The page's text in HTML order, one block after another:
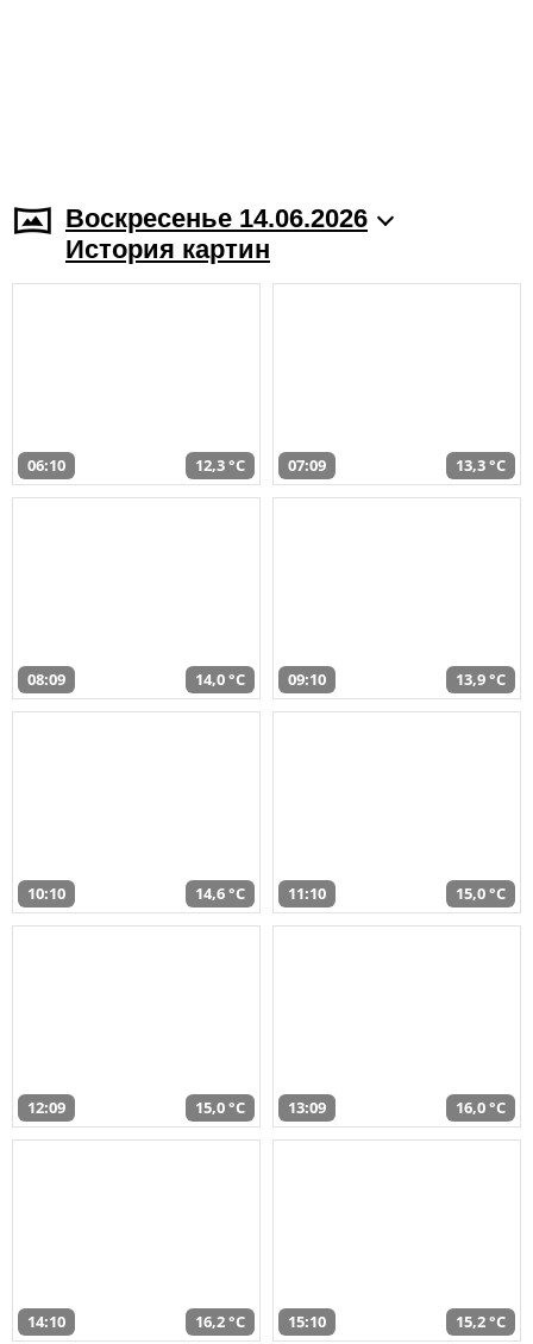
Воскресенье 14.06.2026
История картин
06:10 12,3 °C 07:09 13,3 °C
08:09 14,0 °C 09:10 13,9 °C
10:10 14,6 °C 11:10 15,0 °C
12:09 15,0 °C 13:09 16,0 °C
14:10 16,2 °C 15:10 15,2 °C